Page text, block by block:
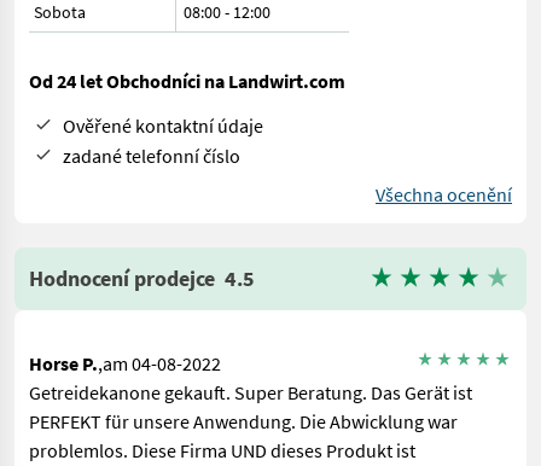
Sobota
08:00- 12:00
Od 24 let Obchodníci na Landwirt.com
Ověřené kontaktní údaje
zadané telefonní číslo
Všechna ocenění
Hodnocení prodejce 4.5
Horse P.,am 04-08-2022
Getreidekanone gekauft. Super Beratung. Das Gerät ist
PERFEKT für unsere Anwendung. Die Abwicklung war
problemlos. Diese Firma UND dieses Produkt ist